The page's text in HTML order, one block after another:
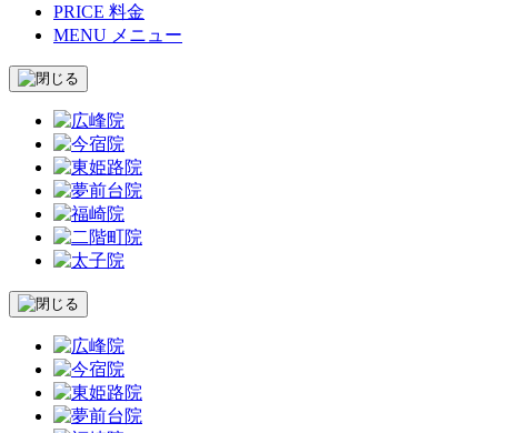
PRICE 料金
MENU メニュー